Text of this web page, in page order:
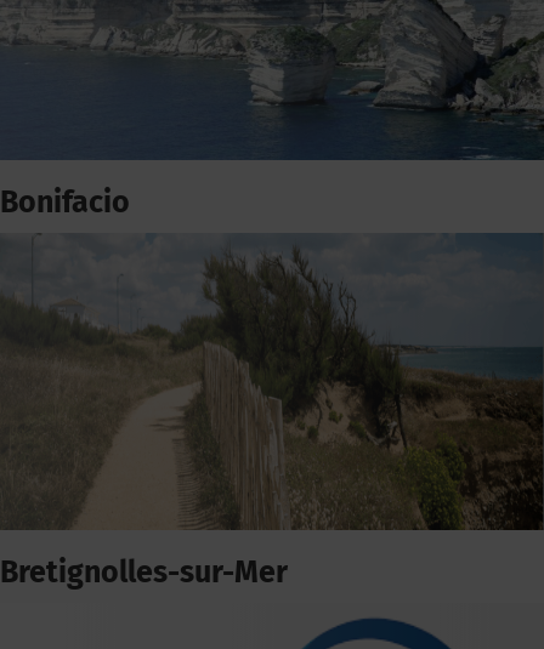
Bonifacio
Bretignolles-sur-Mer